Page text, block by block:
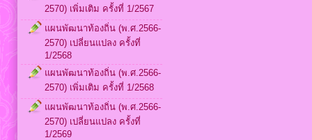
2570) เพิ่มเติม ครั้งที่ 1/2567
แผนพัฒนาท้องถิ่น (พ.ศ.2566-
2570) เปลี่ยนแปลง ครั้งที่
1/2568
แผนพัฒนาท้องถิ่น (พ.ศ.2566-
2570) เพิ่มเติม ครั้งที่ 1/2568
แผนพัฒนาท้องถิ่น (พ.ศ.2566-
2570) เปลี่ยนแปลง ครั้งที่
1/2569